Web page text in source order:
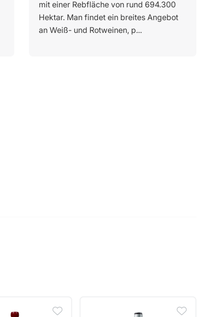
mit einer Rebfläche von rund 694.300
Hektar. Man findet ein breites Angebot
an Weiß- und Rotweinen, p...